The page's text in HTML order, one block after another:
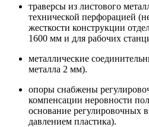
траверсы из листового
технической перфорацией
жесткости конструкции
1600 мм и для рабочих
металлические
металла 2 мм).
опоры снабжены
компенсации неровности
основание регулировочных
давлением пластика).